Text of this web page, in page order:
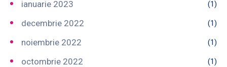
ianuarie 2023 (1)
decembrie 2022 (1)
noiembrie 2022 (1)
octombrie 2022 (1)